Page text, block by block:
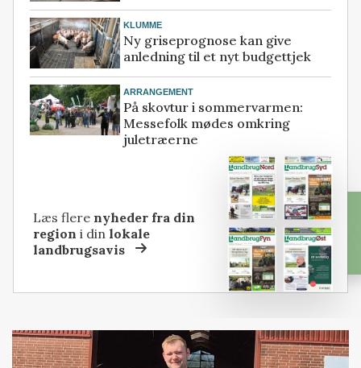
KLUMME
Ny griseprognose kan give
anledning til et nyt budgettjek
ARRANGEMENT
På skovtur i sommervarmen:
Messefolk mødes omkring
juletræerne
Læs flere nyheder fra din
region i dinlokale
landbrugsavis